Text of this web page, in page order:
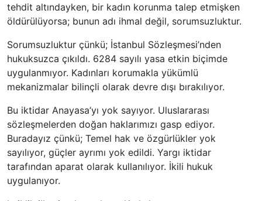
tehdit altındayken, bir kadın korunma talep etmişken
öldürülüyorsa; bunun adı ihmal değil, sorumsuzluktur.
Sorumsuzluktur çünkü; İstanbul Sözleşmesi’nden
hukuksuzca çıkıldı. 6284 sayılı yasa etkin biçimde
uygulanmıyor. Kadınları korumakla yükümlü
mekanizmalar bilinçli olarak devre dışı bırakılıyor.
Bu iktidar Anayasa’yı yok sayıyor. Uluslararası
sözleşmelerden doğan haklarımızı gasp ediyor.
Buradayız çünkü; Temel hak ve özgürlükler yok
sayılıyor, güçler ayrımı yok edildi. Yargı iktidar
tarafından aparat olarak kullanılıyor. İkili hukuk
uygulanıyor.